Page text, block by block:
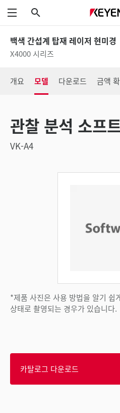
메뉴
백색 간섭계 탑재 레이저 현미경
X4000 시리즈
개요 모델 다운로드 금액
관찰 분석 소프
VK-A4
*제품 사진은 사용 방법을 알기 쉽
상태로 촬영되는 경우가 있습니다.
카탈로그 다운로드